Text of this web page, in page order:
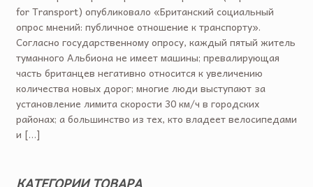
for Transport) опубликовало «Британский социальный
опрос мнений: публичное отношение к транспорту».
Согласно государственному опросу, каждый пятый житель
туманного Альбиона не имеет машины; превалирующая
часть британцев негативно относится к увеличению
количества новых дорог; многие люди выступают за
установление лимита скорости 30 км/ч в городских
районах; а большинство из тех, кто владеет велосипедами
и […]